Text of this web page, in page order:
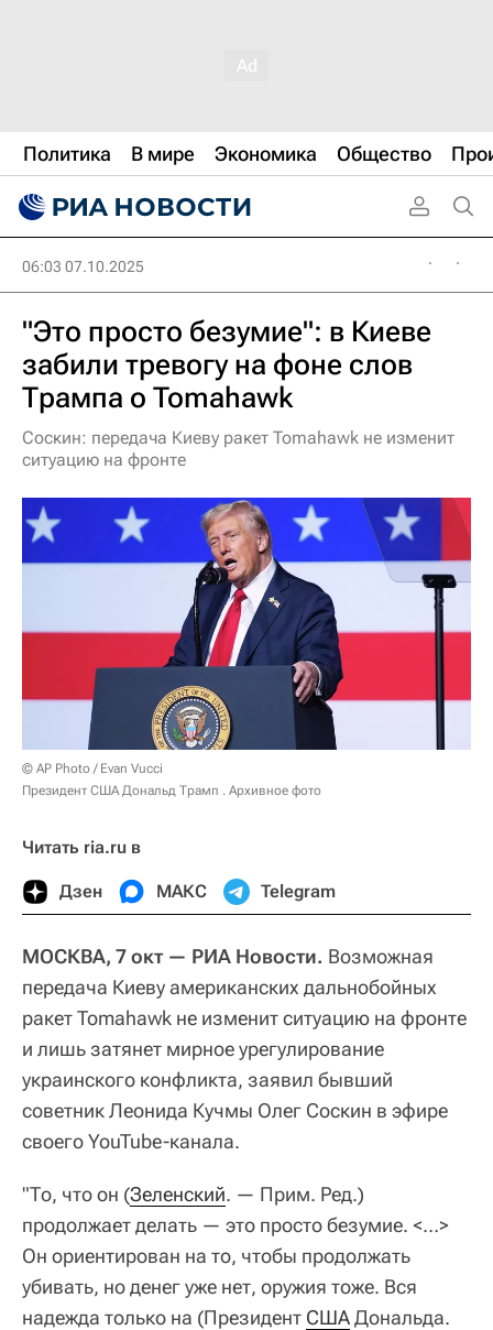
Политика В мире Экономика Общество
06:03 07.10.2025
"Это просто безумие": в Киеве
забили тревогу на фоне слов
Трампа о Tomahawk
Соскин: передача Киеву ракет Tomahawk не изменит
ситуацию на фронте
© AP Photo / Evan Vucci
Президент США Дональд Трамп . Архивное фото
Читать ria.ru в
Дзен МАКС Telegram
МОСКВА, 7 окт — РИА Новости. Возможная
передача Киеву американских дальнобойных
ракет Tomahawk не изменит ситуацию на фронте
и лишь затянет мирное урегулирование
украинского конфликта, заявил бывший
советник Леонида Кучмы Олег Соскин в эфире
своего YouTube-канала.
"То, что он (Зеленский. — Прим. Ред.)
продолжает делать — это просто безумие. <…>
Он ориентирован на то, чтобы продолжать
убивать, но денег уже нет, оружия тоже. Вся
надежда только на (Президент СШАДональда.